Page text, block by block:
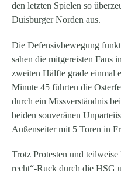
den letzten Spielen so
Duisburger Norden aus.
Die Defensivbewegung
sahen die mitgereisten Fans
zweiten Hälfte grade einmal
Minute 45 führten die
durch ein Missverständnis
beiden souveränen
Außenseiter mit 5 Toren in
Trotz Protesten und
recht“-Ruck durch die HSG